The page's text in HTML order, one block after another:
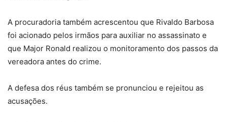
A procuradoria também acrescentou que Rivaldo Barbosa
foi acionado pelos irmãos para auxiliar no assassinato e
que Major Ronald realizou o monitoramento dos passos da
vereadora antes do crime.
A defesa dos réus também se pronunciou e rejeitou as
acusações.